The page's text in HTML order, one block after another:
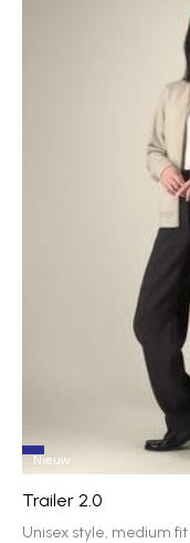
Nieuw
Trailer 2.0
Unisex style, medium fit